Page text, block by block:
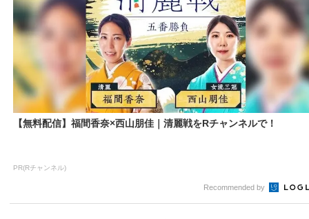
【無料配信】福間香奈×西山朋佳｜清麗戦をRチャンネルで！
PR(Rチャンネル)
Recommended by